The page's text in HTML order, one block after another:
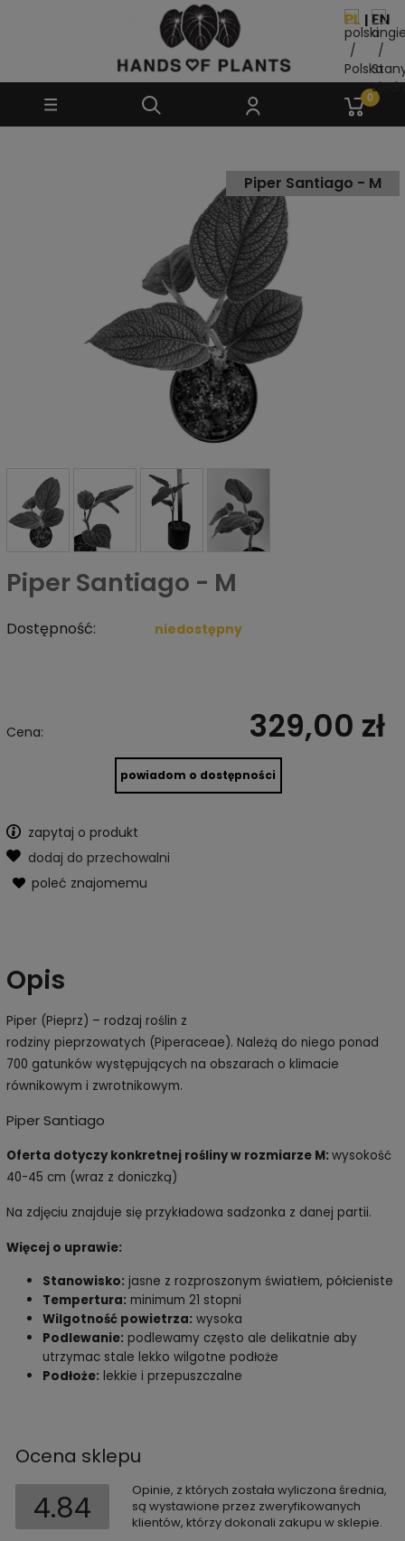
Piper Santiago - M
Piper Santiago - M
Dostępność: niedostępny
Cena: 329,00 zł
powiadom o dostępności
zapytaj o produkt
dodaj do przechowalni
poleć znajomemu
Opis
Piper (Pieprz) – rodzaj roślin z
rodziny pieprzowatych (Piperaceae). Należą do niego ponad
700 gatunków występujących na obszarach o klimacie
równikowym i zwrotnikowym.
Piper Santiago
Oferta dotyczy konkretnej rośliny w rozmiarze M: wysokość
40-45 cm (wraz z doniczką)
Na zdjęciu znajduje się przykładowa sadzonka z danej partii.
Więcej o uprawie:
Stanowisko: jasne z rozproszonym światłem, półcieniste
Tempertura: minimum 21 stopni
Wilgotność powietrza: wysoka
Podlewanie: podlewamy często ale delikatnie aby
utrzymac stale lekko wilgotne podłoże
Podłoże: lekkie i przepuszczalne
Ocena sklepu
4.84
Opinie, z których została wyliczona średnia,
są wystawione przez zweryfikowanych
klientów, którzy dokonali zakupu w sklepie.